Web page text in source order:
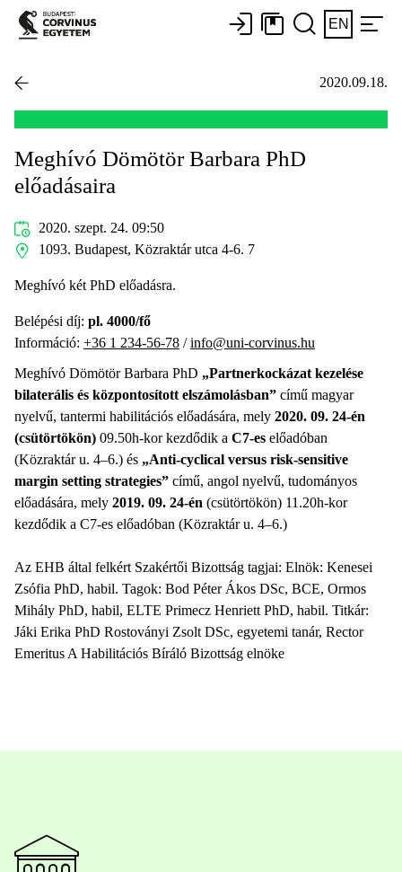
EN
2020.09.18.
Meghívó Dömötör Barbara PhD
előadásaira
2020. szept. 24. 09:50
1093. Budapest, Közraktár utca 4-6. 7
Meghívó két PhD előadásra.
Belépési díj: pl. 4000/fő
Információ: +36 1 234-56-78 /info@uni-corvinus.hu
Meghívó Dömötör Barbara PhD „Partnerkockázat kezelése
bilaterális és központosított elszámolásban” című magyar
nyelvű, tantermi habilitációs előadására, mely 2020. 09. 24-én
(csütörtökön) 09.50h-kor kezdődik a C7-es előadóban
(Közraktár u. 4–6.) és „Anti-cyclical versus risk-sensitive
margin setting strategies” című, angol nyelvű, tudományos
előadására, mely 2019. 09. 24-én (csütörtökön) 11.20h-kor
kezdődik a C7-es előadóban (Közraktár u. 4–6.)
Az EHB által felkért Szakértői Bizottság tagjai: Elnök: Kenesei
Zsófia PhD, habil. Tagok: Bod Péter Ákos DSc, BCE, Ormos
Mihály PhD, habil, ELTE Primecz Henriett PhD, habil. Titkár:
Jáki Erika PhD Rostoványi Zsolt DSc, egyetemi tanár, Rector
Emeritus A Habilitációs Bíráló Bizottság elnöke